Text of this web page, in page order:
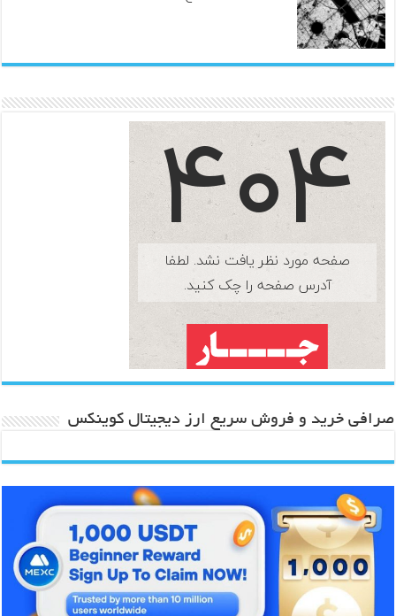
صرافی خرید و فروش سریع ارز دیجیتال کوینکس